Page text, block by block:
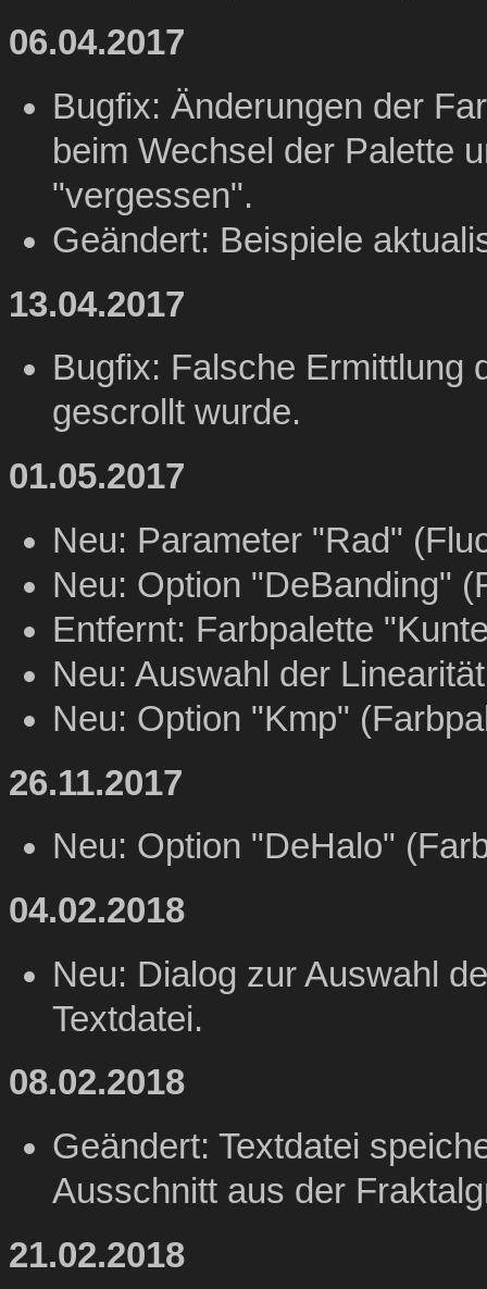
06.04.2017
Bugfix: Änderungen der
beim Wechsel der Palette
"vergessen".
Geändert: Beispiele
13.04.2017
Bugfix: Falsche Ermittlung
gescrollt wurde.
01.05.2017
Neu: Parameter "Rad"
Neu: Option "DeBanding"
Entfernt: Farbpalette
Neu: Auswahl der
Neu: Option "Kmp"
26.11.2017
Neu: Option "DeHalo"
04.02.2018
Neu: Dialog zur Auswahl
Textdatei.
08.02.2018
Geändert: Textdatei
Ausschnitt aus der
21.02.2018